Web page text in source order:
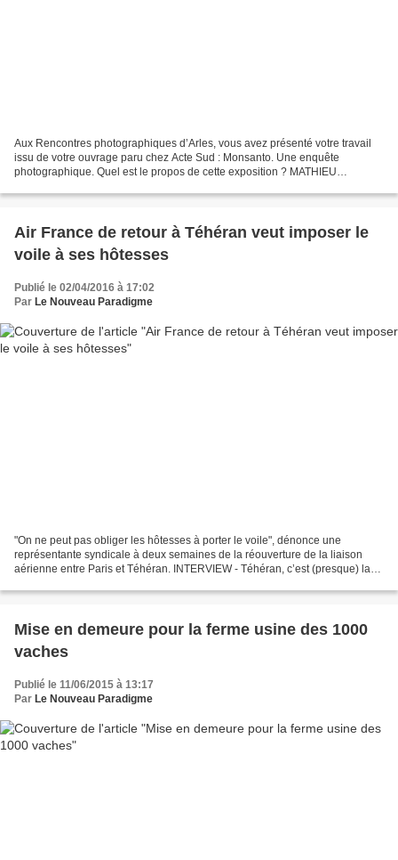
Aux Rencontres photographiques d’Arles, vous avez présenté votre travail
issu de votre ouvrage paru chez Acte Sud : Monsanto. Une enquête
photographique. Quel est le propos de cette exposition ? MATHIEU
Air France de retour à Téhéran veut imposer le
voile à ses hôtesses
Publié le 02/04/2016 à 17:02
Par Le Nouveau Paradigme
"On ne peut pas obliger les hôtesses à porter le voile", dénonce une
représentante syndicale à deux semaines de la réouverture de la liaison
aérienne entre Paris et Téhéran. INTERVIEW - Téhéran, c’est (presque) la
Mise en demeure pour la ferme usine des 1000
vaches
Publié le 11/06/2015 à 13:17
Par Le Nouveau Paradigme